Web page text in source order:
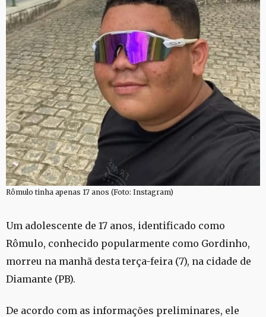
Rômulo tinha apenas 17 anos (Foto: Instagram)
Um adolescente de 17 anos, identificado como
Rômulo, conhecido popularmente como Gordinho,
morreu na manhã desta terça-feira (7), na cidade de
Diamante (PB).
De acordo com as informações preliminares, ele